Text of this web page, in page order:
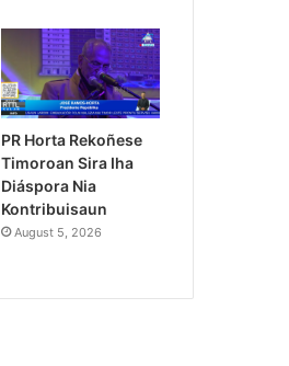
PR Horta Rekoñese
Timoroan Sira Iha
Diáspora Nia
Kontribuisaun
August 5, 2026